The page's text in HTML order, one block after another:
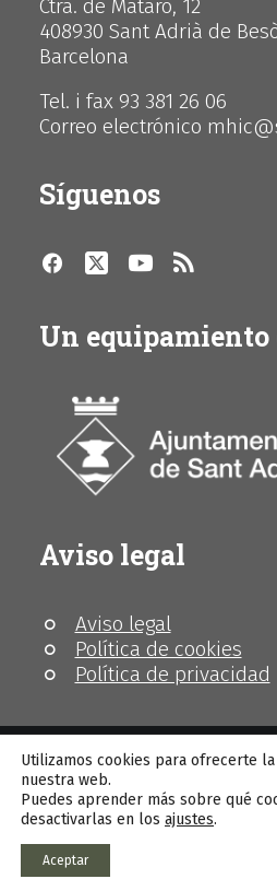
Ctra. de Mataró, 12
408930 Sant Adrià de
Barcelona
Tel. i fax 93 381 26 06
Correo electrónico
Síguenos
Un
Aviso legal
Aviso legal
Política de cookies
Política de privacidad
©
Utilizamos cookies para ofrecerte
nuestra web.
Puedes aprender más sobre qué
desactivarlas en los ajustes.
Aceptar